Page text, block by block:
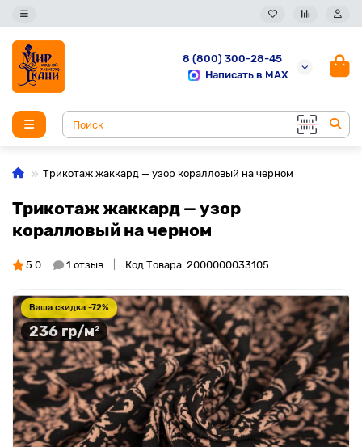
8 (800) 300-28-45
Написать в MAX
Трикотаж жаккард — узор коралловый на черном
Трикотаж жаккард — узор
коралловый на черном
5.0 1 отзыв Код Товара: 2000000033105
Ваша скидка -72%
236 гр/м²